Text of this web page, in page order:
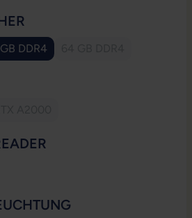
ist zurzeit nicht verfügbar.)
DDR4
nicht verfügbar.)